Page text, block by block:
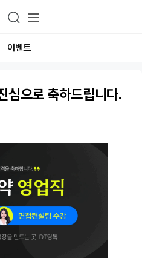
이벤트
심으로 축하드립니다.